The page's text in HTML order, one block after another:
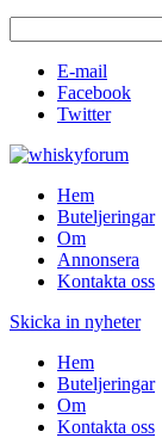
E-mail
Facebook
Twitter
Hem
Buteljeringar
Om
Annonsera
Kontakta oss
Skicka in nyheter
Hem
Buteljeringar
Om
Kontakta oss